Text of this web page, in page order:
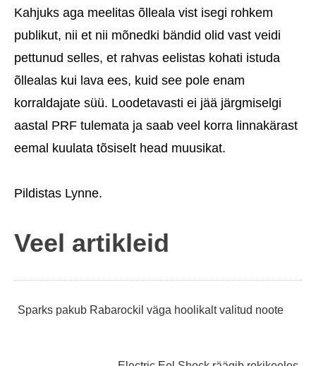
Kahjuks aga meelitas õlleala vist isegi rohkem
publikut, nii et nii mõnedki bändid olid vast veidi
pettunud selles, et rahvas eelistas kohati istuda
õllealas kui lava ees, kuid see pole enam
korraldajate süü. Loodetavasti ei jää järgmiselgi
aastal PRF tulemata ja saab veel korra linnakärast
eemal kuulata tõsiselt head muusikat.
Pildistas Lynne.
Veel artikleid
Navigeerimine
Sparks pakub Rabarockil väga hoolikalt valitud noote